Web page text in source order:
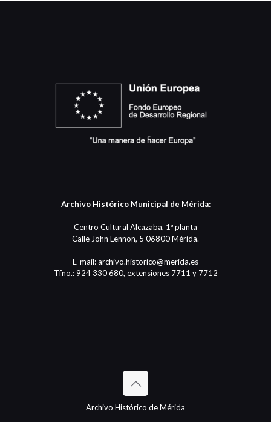
Archivo Histórico Municipal de Mérida:
Centro Cultural Alcazaba, 1ª planta
Calle John Lennon, 5 06800 Mérida.
E-mail: archivo.historico@merida.es
Tfno.: 924 330 680, extensiones 7711 y 7712
Archivo Histórico de Mérida